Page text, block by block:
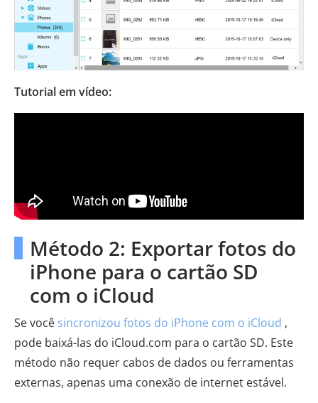
Tutorial em vídeo:
Método 2: Exportar fotos do
iPhone para o cartão SD
com o iCloud
Se você sincronizou fotos do iPhone com o iCloud ,
pode baixá-las do iCloud.com para o cartão SD. Este
método não requer cabos de dados ou ferramentas
externas, apenas uma conexão de internet estável.